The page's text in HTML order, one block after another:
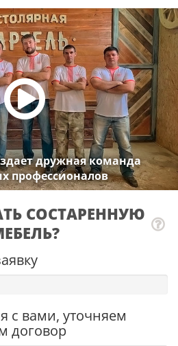
дружная команда
профессионалов
СОСТАРЕННУЮ
с вами, уточняем
договор